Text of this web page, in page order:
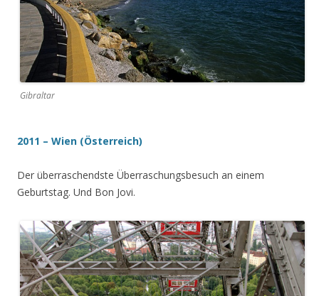
Gibraltar
2011 – Wien (Österreich)
Der überraschendste Überraschungsbesuch an einem
Geburtstag. Und Bon Jovi.